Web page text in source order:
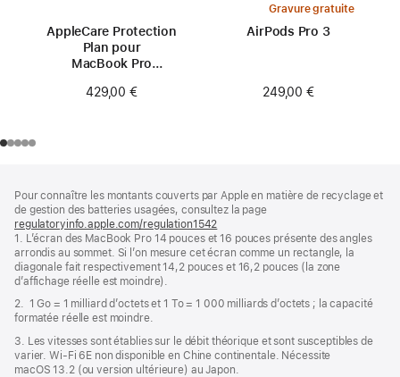
AppleCare Protection
Plan pour
MacBook Pro
429,00 €
Gravure gratuite
AirPods Pro 3
249,00 €
de
page
de
bas
de
page
Pour connaître les montants couverts par Apple en matière de recyclage et
de gestion des batteries usagées, consultez la page
regulatoryinfo.apple.com/regulation1542
dans
une
nouvelle
1. L’écran des MacBook Pro 14 pouces et 16 pouces présente des angles
arrondis au sommet. Si l’on mesure cet écran comme un rectangle, la
diagonale fait respectivement 14,2 pouces et 16,2 pouces (la zone
d’affichage réelle est moindre).
2. 1 Go = 1 milliard d’octets et 1 To = 1 000 milliards d’octets ; la capacité
formatée réelle est moindre.
3. Les vitesses sont établies sur le débit théorique et sont susceptibles de
varier. Wi‑Fi 6E non disponible en Chine continentale. Nécessite
macOS 13.2 (ou version ultérieure) au Japon.